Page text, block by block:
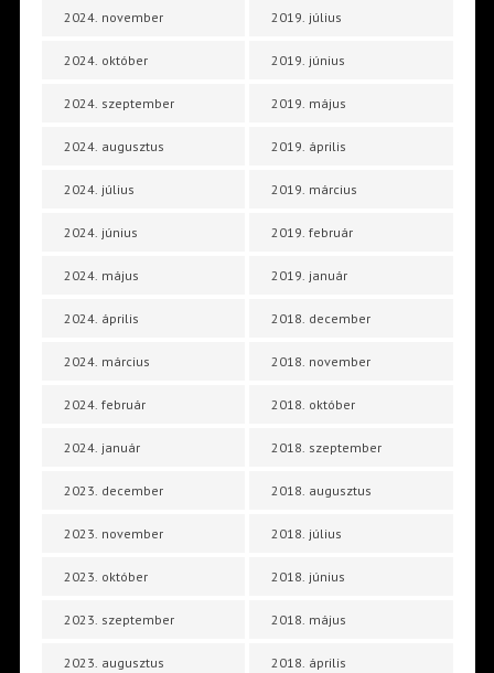
2024. november
2024. október
2024. szeptember
2024. augusztus
2024. július
2024. június
2024. május
2024. április
2024. március
2024. február
2024. január
2023. december
2023. november
2023. október
2023. szeptember
2023. augusztus
2019. július
2019. június
2019. május
2019. április
2019. március
2019. február
2019. január
2018. december
2018. november
2018. október
2018. szeptember
2018. augusztus
2018. július
2018. június
2018. május
2018. április